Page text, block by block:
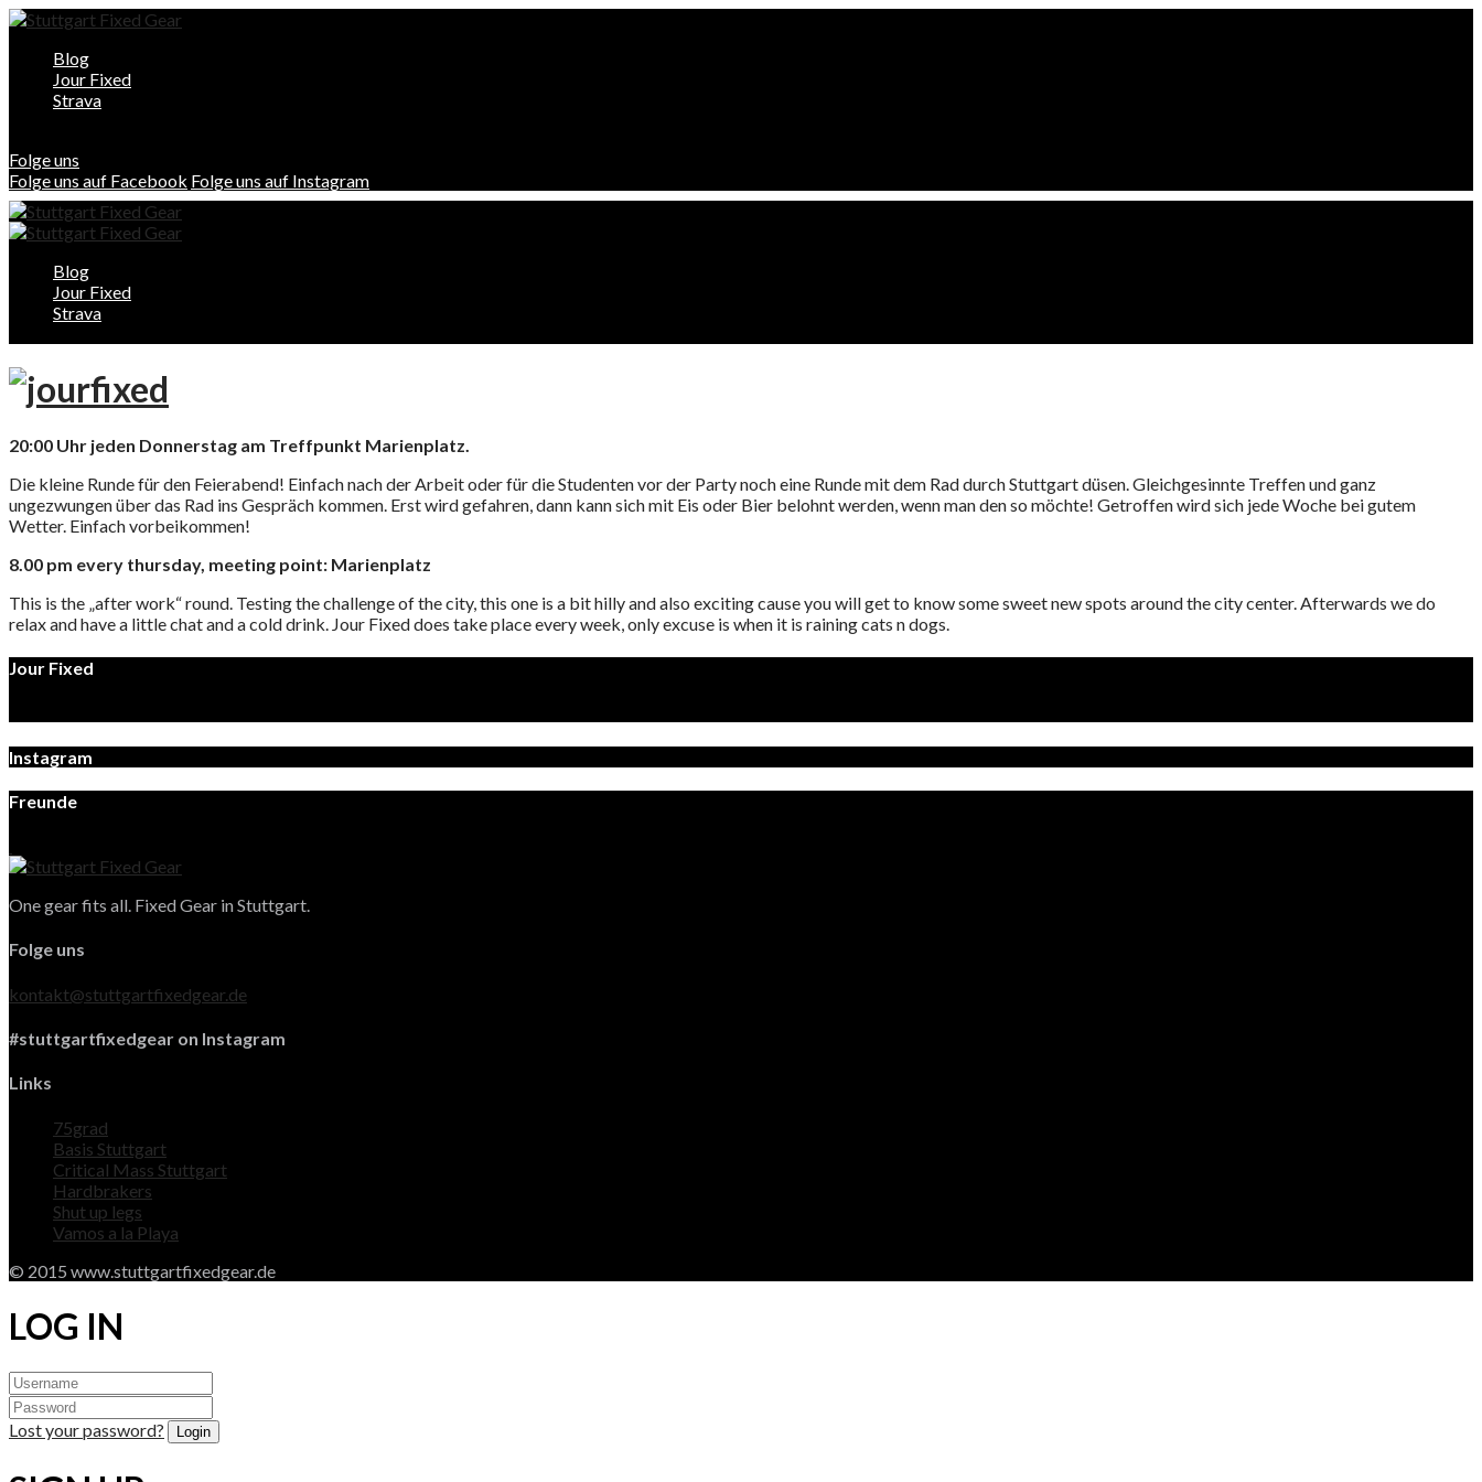
Blog
Jour Fixed
Strava
Folge uns
Folge uns auf Facebook Folge uns auf Instagram
Blog
Jour Fixed
Strava
20:00 Uhr jeden Donnerstag am Treffpunkt Marienplatz.
Die kleine Runde für den Feierabend! Einfach nach der Arbeit oder für die Studenten vor der Party noch eine Runde mit dem Rad durch Stuttgart düsen. Gleichgesinnte Treffen und ganz
ungezwungen über das Rad ins Gespräch kommen. Erst wird gefahren, dann kann sich mit Eis oder Bier belohnt werden, wenn man den so möchte! Getroffen wird sich jede Woche bei gutem
Wetter. Einfach vorbeikommen!
8.00 pm every thursday, meeting point: Marienplatz
This is the „after work“ round. Testing the challenge of the city, this one is a bit hilly and also exciting cause you will get to know some sweet new spots around the city center. Afterwards we do
relax and have a little chat and a cold drink. Jour Fixed does take place every week, only excuse is when it is raining cats n dogs.
Jour Fixed
Instagram
Freunde
One gear fits all. Fixed Gear in Stuttgart.
Folge uns
kontakt@stuttgartfixedgear.de
#stuttgartfixedgear on Instagram
Links
75grad
Basis Stuttgart
Critical Mass Stuttgart
Hardbrakers
Shut up legs
Vamos a la Playa
© 2015 www.stuttgartfixedgear.de
LOG IN
Lost your password?